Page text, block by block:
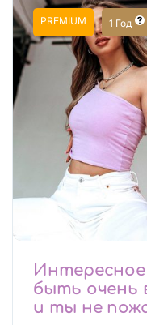
PREMIUM 1 Год
быть очень
и ты не